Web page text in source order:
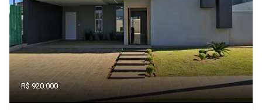
R$ 920.000